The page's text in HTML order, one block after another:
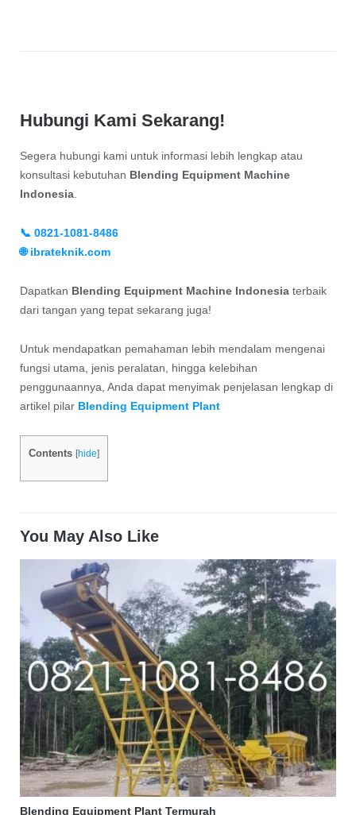
Hubungi Kami Sekarang!
Segera hubungi kami untuk informasi lebih lengkap atau
konsultasi kebutuhan Blending Equipment Machine
Indonesia.
📞 0821-1081-8486
🌐 ibrateknik.com
Dapatkan Blending Equipment Machine Indonesiaterbaik
dari tangan yang tepat sekarang juga!
Untuk mendapatkan pemahaman lebih mendalam mengenai
fungsi utama, jenis peralatan, hingga kelebihan
penggunaannya, Anda dapat menyimak penjelasan lengkap di
artikel pilar Blending Equipment Plant
Contents [hide]
You May Also Like
Blending Equipment Plant Termurah